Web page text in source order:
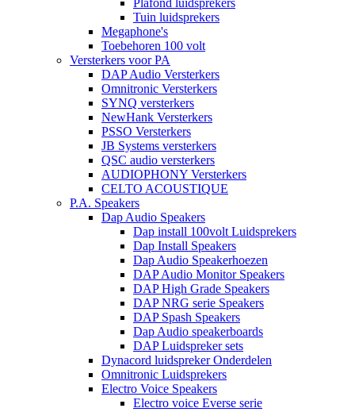
Plafond luidsprekers
Tuin luidsprekers
Megaphone's
Toebehoren 100 volt
Versterkers voor PA
DAP Audio Versterkers
Omnitronic Versterkers
SYNQ versterkers
NewHank Versterkers
PSSO Versterkers
JB Systems versterkers
QSC audio versterkers
AUDIOPHONY Versterkers
CELTO ACOUSTIQUE
P.A. Speakers
Dap Audio Speakers
Dap install 100volt Luidsprekers
Dap Install Speakers
Dap Audio Speakerhoezen
DAP Audio Monitor Speakers
DAP High Grade Speakers
DAP NRG serie Speakers
DAP Spash Speakers
Dap Audio speakerboards
DAP Luidspreker sets
Dynacord luidspreker Onderdelen
Omnitronic Luidsprekers
Electro Voice Speakers
Electro voice Everse serie